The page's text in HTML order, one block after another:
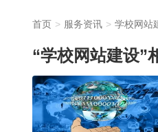
首页 服务资讯 学校网站
“学校网站建设”